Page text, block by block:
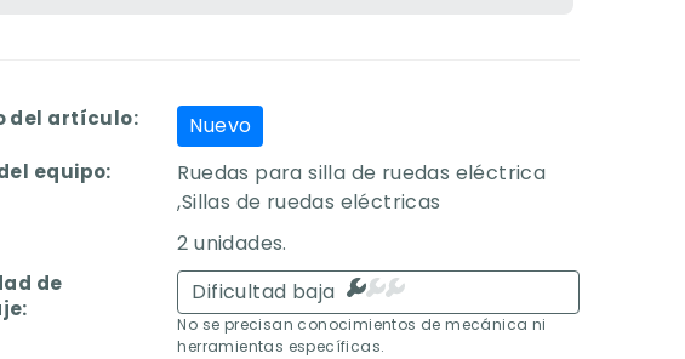
del artículo: Nuevo
equipo:
Ruedas para silla de ruedas eléctrica
,Sillas de ruedas eléctricas
2 unidades.
de
Dificultad baja
No se precisan conocimientos de mecánica ni
herramientas específicas.